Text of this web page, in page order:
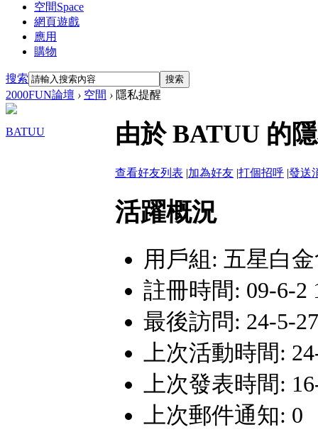
空間Space
網頁遊戲
應用
購物
搜索 搜索
2000FUN論壇 › 空間 › 隱私提醒
BATUU 由於 BATUU 的
查看好友列表 |加為好友 |打個招呼 |發送
活躍概況
用戶組: 五星白
註冊時間: 09-6-2
最後訪問: 24-5-
上次活動時間:
上次發表時間:
上次郵件通知: 0